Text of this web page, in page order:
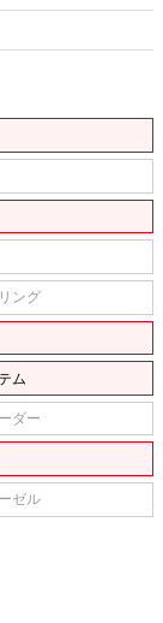
ング
ム
ダー
ゼル